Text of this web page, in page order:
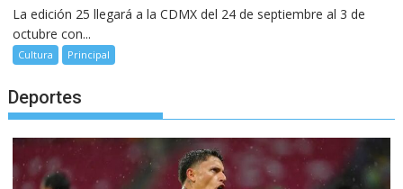
La edición 25 llegará a la CDMX del 24 de septiembre al 3 de
octubre con...
Cultura Principal
Deportes